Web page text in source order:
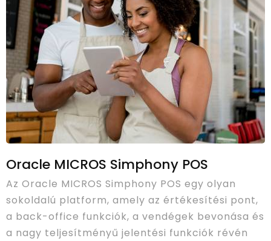
Oracle MICROS Simphony POS
Az Oracle MICROS Simphony POS egy olyan
sokoldalú platform, amely az értékesítési pont,
a back-office funkciók, a vendégek bevonása és
a nagy teljesítményű jelentési funkciók révén